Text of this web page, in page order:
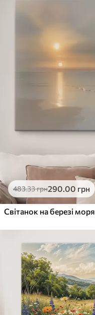
483.33грн290.00 грн
Світанок на березі моря